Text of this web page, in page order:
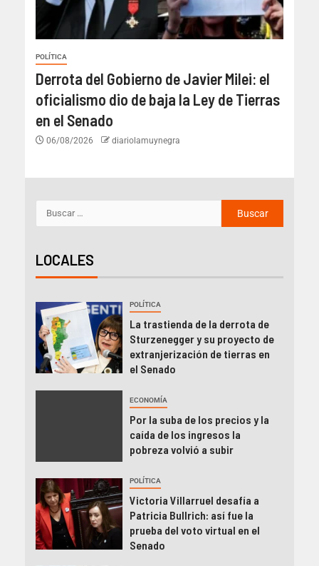
POLÍTICA
Derrota del Gobierno de Javier Milei: el
oficialismo dio de baja la Ley de Tierras
en el Senado
06/08/2026 diariolamuynegra
LOCALES
POLÍTICA
La trastienda de la derrota de
Sturzenegger y su proyecto de
extranjerización de tierras en
el Senado
ECONOMÍA
Por la suba de los precios y la
caída de los ingresos la
pobreza volvió a subir
POLÍTICA
Victoria Villarruel desafía a
Patricia Bullrich: así fue la
prueba del voto virtual en el
Senado